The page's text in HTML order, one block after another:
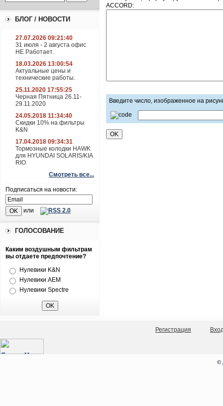
БЛОГ / НОВОСТИ
27.07.2026 09:21:40
31 июля - 2 августа офис
НЕ Работает.
18.03.2026 13:00:54
Актуальные цены и
технические работы.
25.11.2020 17:55:25
Черная Пятница 26.11-
29.11.2020
24.05.2018 11:34:40
Скидки 10% на фильтры
K&N
17.04.2018 09:34:31
Тормозные колодки HAWK
для HYUNDAI SOLARIS/KIA
RIO
Смотреть все...
Подписаться на новости:
или
ГОЛОСОВАНИЕ
Каким воздушным фильтрам
вы отдаете предпочтение?
Нулевики K&N
Нулевики AEM
Нулевики Spectre
ACCORD:
Введите число, изображенное на
Регистрация
©